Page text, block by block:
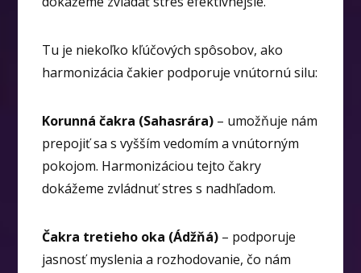
Tu je niekoľko kľúčových spôsobov, ako
harmonizácia čakier podporuje vnútornú silu:
Korunná čakra (Sahasrára) – umožňuje nám
prepojiť sa s vyšším vedomím a vnútorným
pokojom. Harmonizáciou tejto čakry
dokážeme zvládnuť stres s nadhľadom.
Čakra tretieho oka (Ádžňá) – podporuje
jasnosť myslenia a rozhodovanie, čo nám